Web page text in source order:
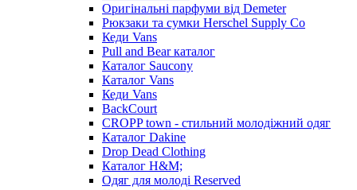
Оригінальні парфуми від Demeter
Рюкзаки та сумки Herschel Supply Co
Кеди Vans
Pull and Bear каталог
Каталог Saucony
Каталог Vans
Кеди Vans
BackCourt
CROPP town - стильний молодіжний одяг
Каталог Dakine
Drop Dead Clothing
Каталог H&M;
Одяг для молоді Reserved